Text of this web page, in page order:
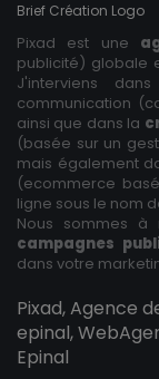
Brief Création Logo
Pixad est une
publicité) globale
J'interviens
communication
ainsi que dans la
(basée sur un
mais également
(ecommerce
ligne sous le nom
Nous sommes
campagnes
dans votre
Pixad, Agence
epinal,
Epinal